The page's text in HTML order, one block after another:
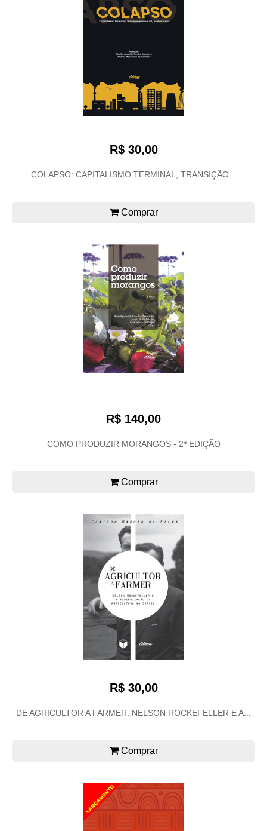
R$ 30,00
COLAPSO: CAPITALISMO TERMINAL, TRANSIÇÃO...
Comprar
R$ 140,00
COMO PRODUZIR MORANGOS - 2ª EDIÇÃO
Comprar
R$ 30,00
DE AGRICULTOR A FARMER: NELSON ROCKEFELLER E A...
Comprar